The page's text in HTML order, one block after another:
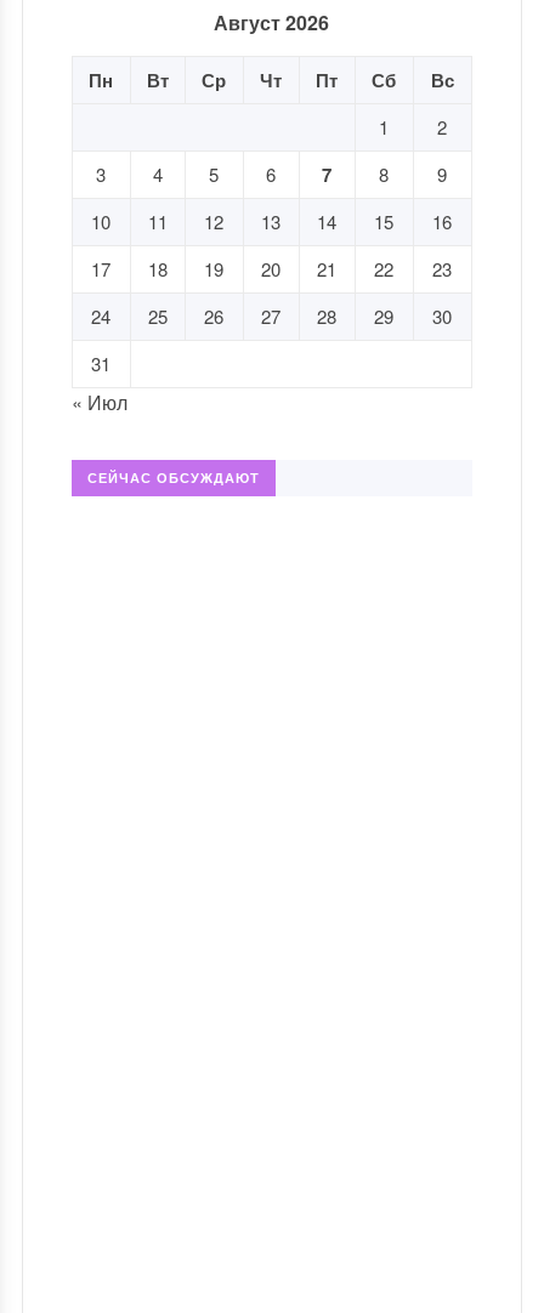
Август 2026
Пн Вт Ср Чт Пт Сб Вс
1
2
3
4 5 6 7 8
9
10
11 12 13 14 15
16
17
18 19 20 21 22
23
24
25 26 27 28 29
30
31
« Июл
СЕЙЧАС ОБСУЖДАЮТ